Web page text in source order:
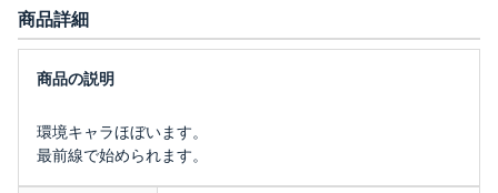
商品詳細
環境キャラほぼいます。
最前線で始められます。